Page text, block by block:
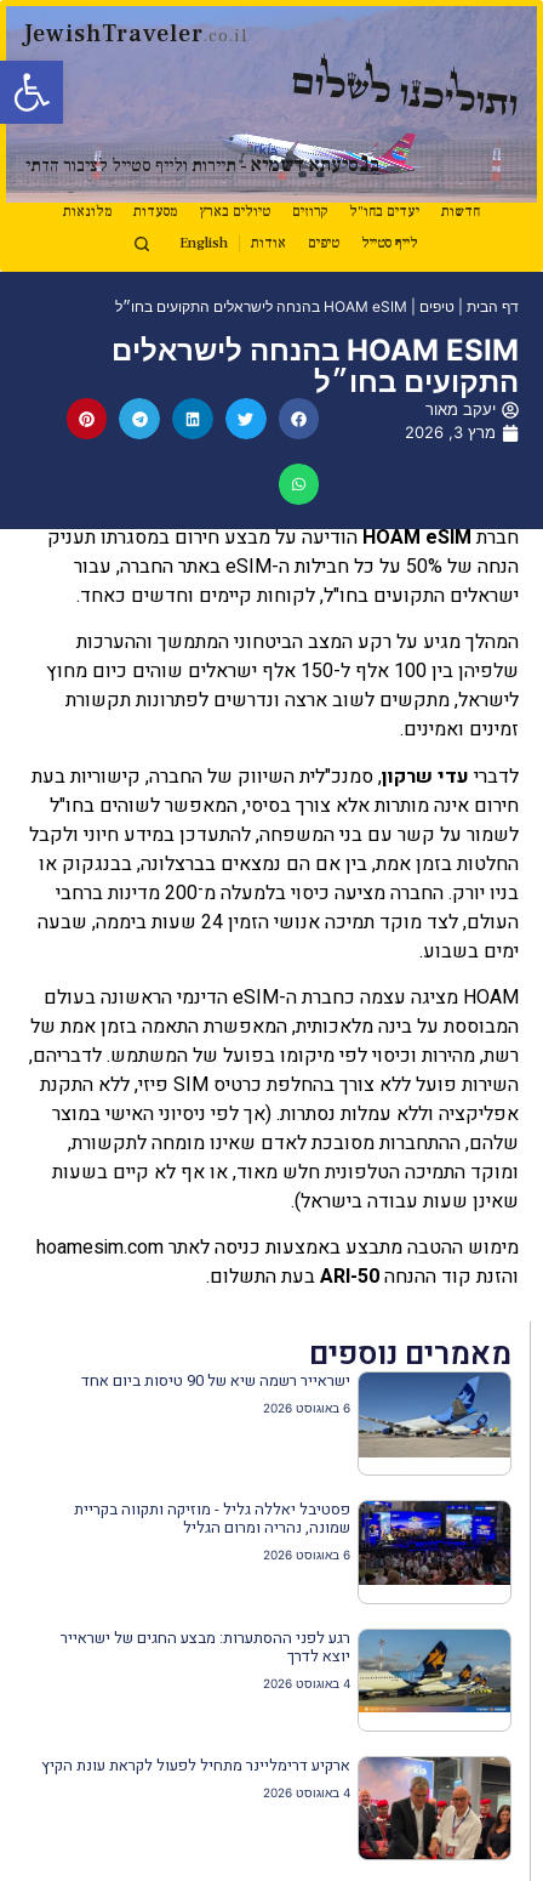
פתח
JewishTraveler.co.il
ותוליכנו לשלום
בנסיעתא דשמיא - תיירות ולייף סטייל לציבור הדתי
חדשות יעדים בחו"ל קרוזים טיולים בארץ מסעדות
מלונאות
לייף סטייל
טיפים אודות English
דף הבית טיפים HOAM eSIM בהנחה לישראלים התקועים בחו״ל
HOAM ESIM בהנחה לישראלים
התקועים בחו״ל
יעקב מאור
מרץ 3, 2026
חברתHOAM eSIMהודיעה על מבצע חירום במסגרתו תעניק
הנחה של 50% על כל חבילות ה-eSIM באתר החברה, עבור
ישראלים התקועים בחו"ל, לקוחות קיימים וחדשים כאחד.
המהלך מגיע על רקע המצב הביטחוני המתמשך וההערכות
שלפיהן בין 100 אלף ל-150 אלף ישראלים שוהים כיום מחוץ
לישראל, מתקשים לשוב ארצה ונדרשים לפתרונות תקשורת
זמינים ואמינים.
לדברי עדי שרקון, סמנכ"לית השיווק של החברה, קישוריות בעת
חירום אינה מותרות אלא צורך בסיסי, המאפשר לשוהים בחו"ל
לשמור על קשר עם בני המשפחה, להתעדכן במידע חיוני ולקבל
החלטות בזמן אמת, בין אם הם נמצאים בברצלונה, בבנגקוק או
בניו יורק
. החברה מציעה כיסוי בלמעלה מ־200 מדינות ברחבי
העולם, לצד מוקד תמיכה אנושי הזמין 24 שעות ביממה, שבעה
ימים בשבוע.
HOAM מציגה עצמה כחברת ה-eSIM הדינמי הראשונה בעולם
המבוססת על בינה מלאכותית, המאפשרת התאמה בזמן אמת של
רשת, מהירות וכיסוי לפי מיקומו בפועל של המשתמש. לדבריהם,
השירות פועל ללא צורך בהחלפת כרטיס SIM פיזי, ללא התקנת
אפליקציה וללא עמלות נסתרות. (אך לפי ניסיוני האישי במוצר
שלהם, ההתחברות מסובכת לאדם שאינו מומחה לתקשורת,
ומוקד התמיכה הטלפונית חלש מאוד, או אף לא קיים בשעות
שאינן שעות עבודה בישראל).
מימוש ההטבה מתבצע באמצעות כניסה לאתר hoamesim.com
והזנת קוד ההנחהARI-50בעת התשלום.
מאמרים נוספים
ישראייר רשמה שיא של 90 טיסות ביום אחד
6 באוגוסט 2026
פסטיבל יאללה גליל - מוזיקה ותקווה בקריית
שמונה, נהריה ומרום הגליל
6 באוגוסט 2026
רגע לפני ההסתערות: מבצע החגים של ישראייר
יוצא לדרך
4 באוגוסט 2026
ארקיע דרימליינר מתחיל לפעול לקראת עונת הקיץ
4 באוגוסט 2026